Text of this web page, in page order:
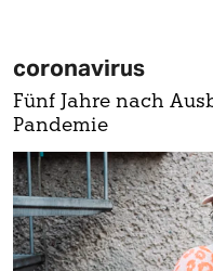
coronavirus
Fünf Jahre nach
Pandemie